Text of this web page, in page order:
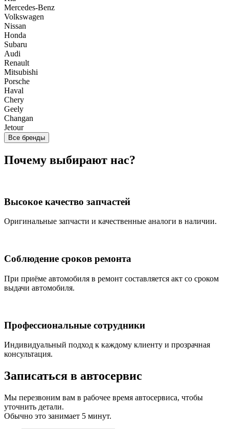
Mercedes-Benz
Volkswagen
Nissan
Honda
Subaru
Audi
Renault
Mitsubishi
Porsche
Haval
Chery
Geely
Changan
Jetour
Все бренды
Почему выбирают нас?
Высокое качество запчастей
Оригинальные запчасти и качественные аналоги в наличии.
Соблюдение сроков ремонта
При приёме автомобиля в ремонт составляется акт со сроком
выдачи автомобиля.
Профессиональные сотрудники
Индивидуальный подход к каждому клиенту и прозрачная
консультация.
Записаться в автосервис
Мы перезвоним вам в рабочее время автосервиса, чтобы
уточнить детали.
Обычно это занимает 5 минут.